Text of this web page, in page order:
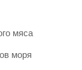
мяса
моря